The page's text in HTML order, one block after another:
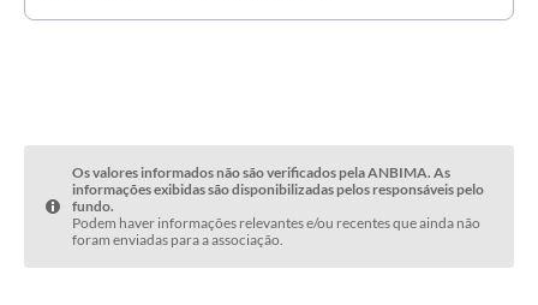
Os valores informados não são verificados pela ANBIMA. As
informações exibidas são disponibilizadas pelos responsáveis pelo
fundo.
Podem haver informações relevantes e/ou recentes que ainda não
foram enviadas para a associação.